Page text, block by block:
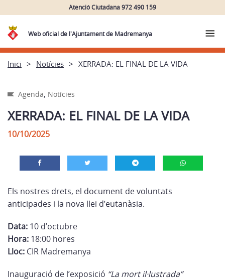
Atenció Ciutadana 972 490 159
Web oficial de l'Ajuntament de Madremanya
Inici Notícies XERRADA: EL FINAL DE LA VIDA
Agenda, Notícies
XERRADA: EL FINAL DE LA VIDA
10/10/2025
Els nostres drets, el document de voluntats
anticipades i la nova llei d’eutanàsia.
Data: 10 d’octubre
Hora: 18:00 hores
Lloc: CIR Madremanya
Inauguració de l’exposició “La mort il·lustrada”